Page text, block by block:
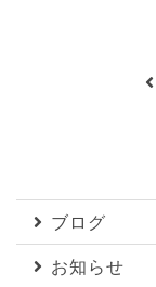
ブログ
お知らせ